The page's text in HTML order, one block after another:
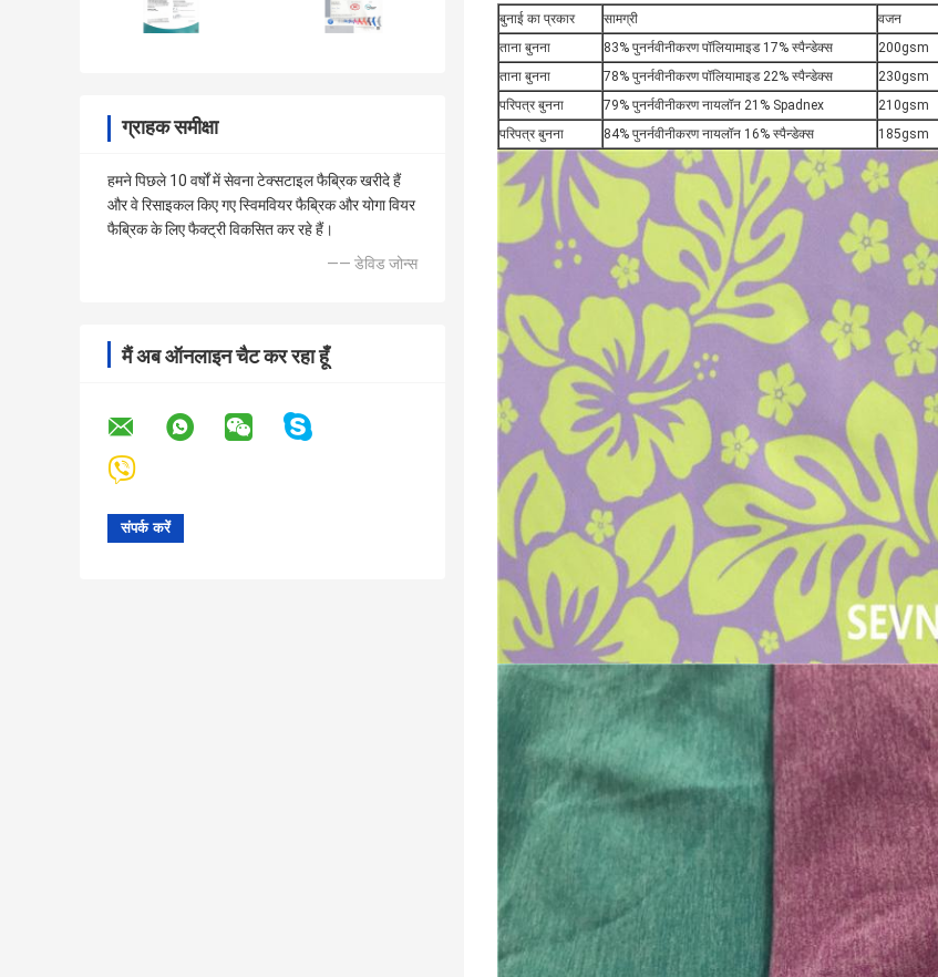
ग्राहक समीक्षा
हमने पिछले 10 वर्षों में सेवना टेक्सटाइल फैब्रिक खरीदे हैं
और वे रिसाइकल किए गए स्विमवियर फैब्रिक और योगा वियर
फैब्रिक के लिए फैक्ट्री विकसित कर रहे हैं।
—— डेविड जोन्स
मैं अब ऑनलाइन चैट कर रहा हूँ
बुनाई का प्रकार
सामग्री वजन
ताना बुनना
83% पुनर्नवीनीकरण पॉलियामाइड 17% स्पैन्डेक्स 200gsm
ताना बुनना
78% पुनर्नवीनीकरण पॉलियामाइड 22% स्पैन्डेक्स 230gsm
परिपत्र बुनना
79% पुनर्नवीनीकरण नायलॉन 21% Spadnex 210gsm
परिपत्र बुनना
84% पुनर्नवीनीकरण नायलॉन 16% स्पैन्डेक्स 185gsm